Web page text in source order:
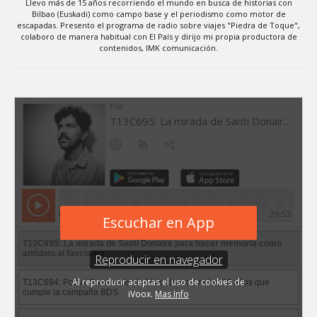
Llevo más de 15 años recorriendo el mundo en busca de historias con
Bilbao (Euskadi) como campo base y el periodismo como motor de
escapadas. Presento el programa de radio sobre viajes "Piedra de Toque",
colaboro de manera habitual con El País y dirijo mi propia productora de
contenidos, IMK comunicación.